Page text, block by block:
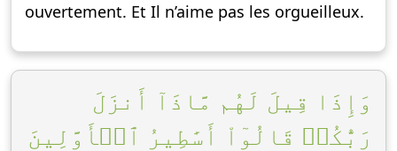
ouvertement. Et Il n’aime pas les orgueilleux.
وَإِذَا قِيلَ لَهُم مَّاذَآ أَنزَلَ
رَبُّكُمۡ قَالُوٓاْ أَسَٰطِيرُ ٱلۡأَوَّلِينَ